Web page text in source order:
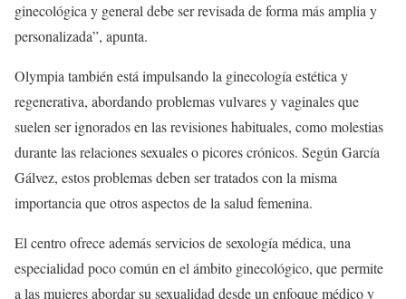
ginecológica y general debe ser revisada de forma más amplia y
personalizada”, apunta.
Olympia también está impulsando la ginecología estética y
regenerativa, abordando problemas vulvares y vaginales que
suelen ser ignorados en las revisiones habituales, como molestias
durante las relaciones sexuales o picores crónicos. Según García
Gálvez, estos problemas deben ser tratados con la misma
importancia que otros aspectos de la salud femenina.
El centro ofrece además servicios de sexología médica, una
especialidad poco común en el ámbito ginecológico, que permite
a las mujeres abordar su sexualidad desde un enfoque médico y